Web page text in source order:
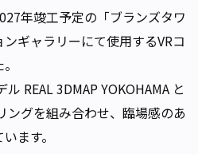
年竣工予定の「ブランズタワ
ギャラリーにて使用するVRコ
ル REAL 3DMAP YOKOHAMA と
ングを組み合わせ、臨場感のあ
ます。